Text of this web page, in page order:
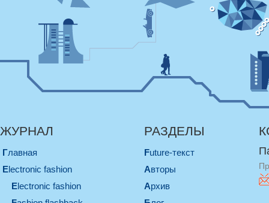
ЖУРНАЛ
Главная
electronic fashion
electronic fashion
РАЗДЕЛЫ
Future-текст
Авторы
Архив